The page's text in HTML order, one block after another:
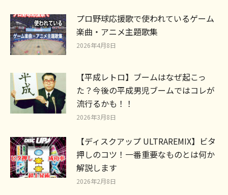
プロ野球応援歌で使われているゲーム
楽曲・アニメ主題歌集
2026年4月8日
【平成レトロ】ブームはなぜ起こっ
た？今後の平成男児ブームではコレが
流行るかも！！
2026年3月8日
【ディスクアップ ULTRAREMIX】ビタ
押しのコツ！一番重要なものとは何か
解説します
2026年2月8日